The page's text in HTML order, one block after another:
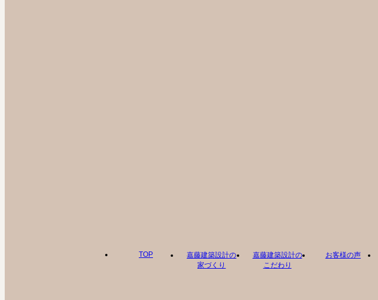
TOP
嘉藤建築設計の
家づくり
嘉藤建築設計の
こだわり
お客様の声